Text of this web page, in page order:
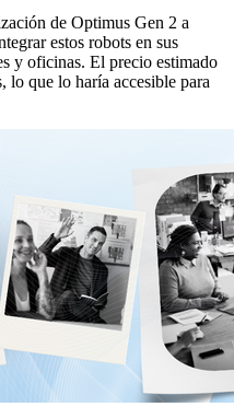
de Optimus Gen 2 a
estos robots en sus
y oficinas. El precio estimado
lo que lo haría accesible para